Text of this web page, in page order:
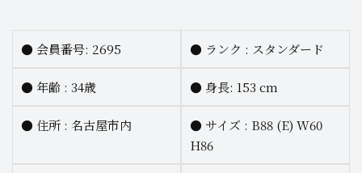
● 会員番号: 2695 ● ランク : スタンダード
● 年齢 : 34歳 ● 身長: 153 cm
● 住所 : 名古屋市内 ● サイズ : B88 (E) W60
H86